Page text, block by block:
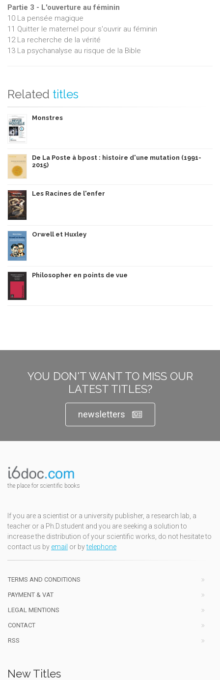
Partie 3 - L'ouverture au féminin
10 La pensée magique
11 Quitter le maternel pour s'ouvrir au féminin
12 La recherche de la vérité
13 La psychanalyse au risque de la Bible
Related titles
Monstres
De La Poste à bpost : histoire d'une mutation (1991-
2015)
Les Racines de l'enfer
Orwell et Huxley
Philosopher en points de vue
YOU DON'T WANT TO MISS OUR
LATEST TITLES?
newsletters
the place for scientific books
If you are a scientist or a university publisher, a research lab, a
teacher or a Ph.D.student and you are seeking a solution to
increase the distribution of your scientific works, do not hesitate to
contact us by email or bytelephone
TERMS AND CONDITIONS
PAYMENT & VAT
LEGAL MENTIONS
CONTACT
RSS
New Titles